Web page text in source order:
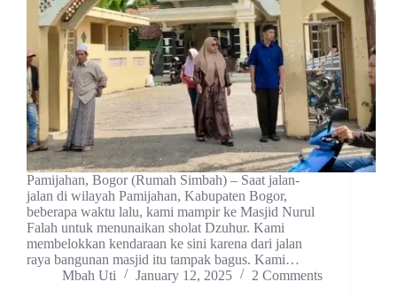
Pamijahan, Bogor (Rumah Simbah) – Saat jalan-
jalan di wilayah Pamijahan, Kabupaten Bogor,
beberapa waktu lalu, kami mampir ke Masjid Nurul
Falah untuk menunaikan sholat Dzuhur. Kami
membelokkan kendaraan ke sini karena dari jalan
raya bangunan masjid itu tampak bagus. Kami…
Mbah Uti
January 12, 2025 2 Comments